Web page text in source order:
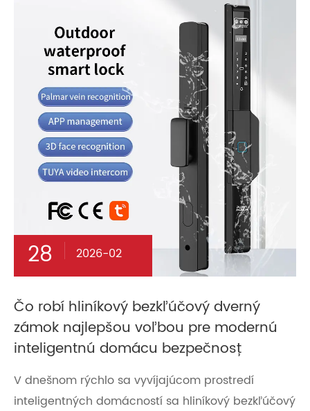
28 2026-02
Čo robí hliníkový bezkľúčový dverný
zámok najlepšou voľbou pre modernú
inteligentnú domácu bezpečnosť
V dnešnom rýchlo sa vyvíjajúcom prostredí
inteligentných domácností sa hliníkový bezkľúčový